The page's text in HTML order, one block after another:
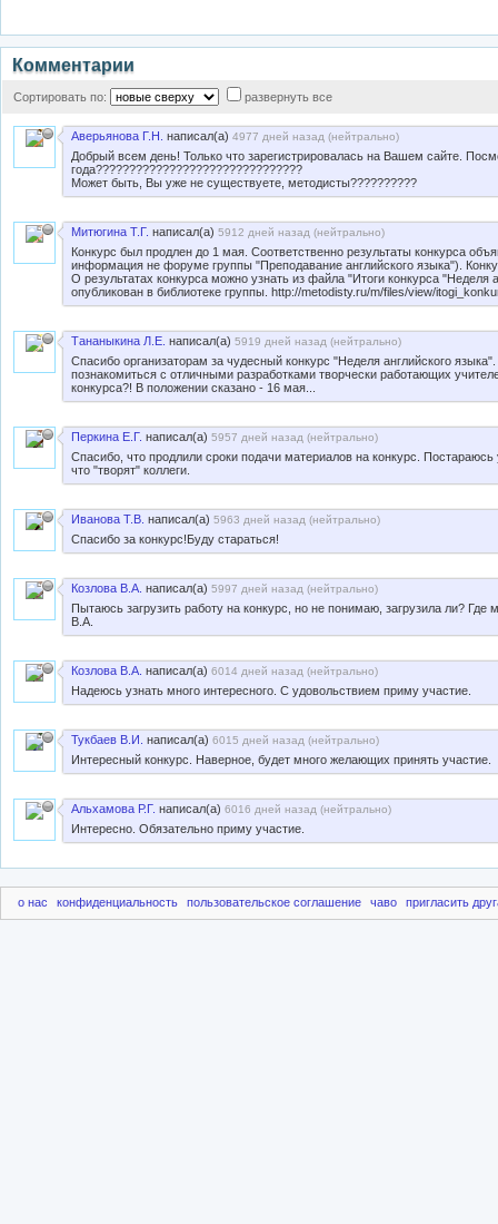
Комментарии
Сортировать по: развернуть все
Аверьянова Г.Н. написал(а) 4977 дней назад (нейтрально)
Добрый всем день! Только что зарегистрировалась на Вашем сайте.
года???????????????????????????????
Может быть, Вы уже не существуете, методисты??????????
Митюгина Т.Г. написал(а) 5912 дней назад (нейтрально)
Конкурс был продлен до 1 мая. Соответственно результаты конкурса
информация не форуме группы "Преподавание английского языка").
О результатах конкурса можно узнать из файла "Итоги конкурса "Неделя
опубликован в библиотеке группы. http://metodisty.ru/m/files/view/
Тананыкина Л.Е. написал(а) 5919 дней назад (нейтрально)
Спасибо организаторам за чудесный конкурс "Неделя английского
познакомиться с отличными разработками творчески работающих
конкурса?! В положении сказано - 16 мая...
Перкина Е.Г. написал(а) 5957 дней назад (нейтрально)
Спасибо, что продлили сроки подачи материалов на конкурс.
что "творят" коллеги.
Иванова Т.В. написал(а) 5963 дней назад (нейтрально)
Спасибо за конкурс!Буду стараться!
Козлова В.А. написал(а) 5997 дней назад (нейтрально)
Пытаюсь загрузить работу на конкурс, но не понимаю, загрузила ли?
В.А.
Козлова В.А. написал(а) 6014 дней назад (нейтрально)
Надеюсь узнать много интересного. С удовольствием приму участие.
Тукбаев В.И. написал(а) 6015 дней назад (нейтрально)
Интересный конкурс. Наверное, будет много желающих принять участие.
Альхамова Р.Г. написал(а) 6016 дней назад (нейтрально)
Интересно. Обязательно приму участие.
о нас конфиденциальность пользовательское соглашение чаво пригласить